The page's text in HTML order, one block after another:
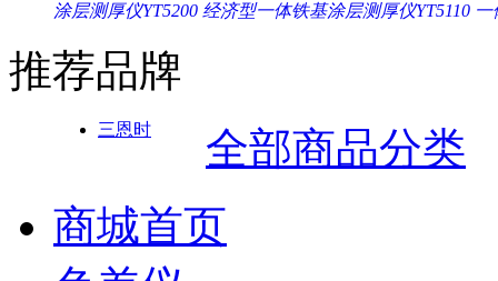
涂层测厚仪YT5200 经济型一体铁基涂层测厚仪YT5110 一
推荐品牌
三恩时
全部商品分类
商城首页